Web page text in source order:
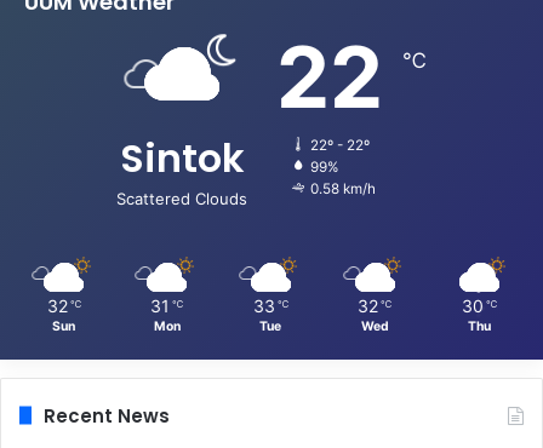
Sintok
Scattered Clouds
22 ℃
22º - 22º
99%
0.58 km/h
32 ℃
Sun
31 ℃
Mon
33 ℃
Tue
32 ℃
Wed
30 ℃
Thu
Recent News